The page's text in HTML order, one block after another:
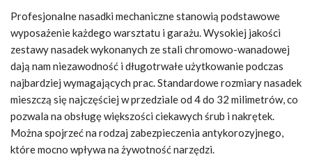
Profesjonalne nasadki mechaniczne stanowią podstawowe
wyposażenie każdego warsztatu i garażu. Wysokiej jakości
zestawy nasadek wykonanych ze stali chromowo-wanadowej
dają nam niezawodność i długotrwałe użytkowanie podczas
najbardziej wymagających prac. Standardowe rozmiary nasadek
mieszczą się najczęściej w przedziale od 4 do 32 milimetrów, co
pozwala na obsługę większości ciekawych śrub i nakrętek.
Można spojrzeć na rodzaj zabezpieczenia antykorozyjnego,
które mocno wpływa na żywotność narzędzi.